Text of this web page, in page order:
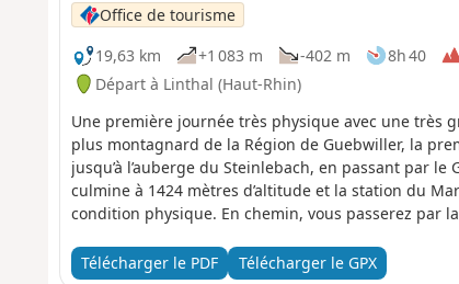
Office de tourisme
19,63 km
+1 083 m -402 m 8h 40
Départ à Linthal (Haut-Rhin)
Une première journée très physique avec une très
plus montagnard de la Région de Guebwiller, la
jusqu’à l’auberge du Steinlebach, en passant par
culmine à 1424 mètres d’altitude et la station du
condition physique. En chemin, vous passerez par
Télécharger le PDF
Télécharger le GPX